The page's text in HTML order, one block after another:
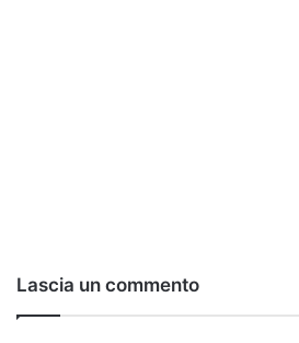
Lascia un commento